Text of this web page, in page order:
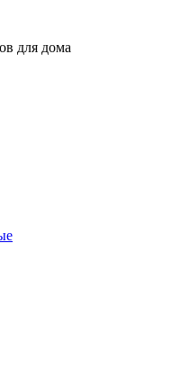
для дома